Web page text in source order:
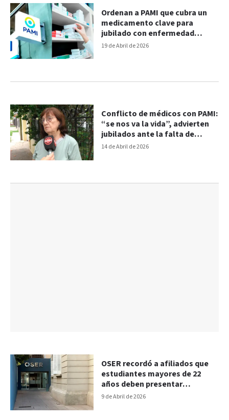
19 de Abril de 2026
Ordenan a PAMI que cubra un
medicamento clave para
jubilado con enfermedad
crónica en Paraná
14 de Abril de 2026
Conflicto de médicos con PAMI:
“se nos va la vida”, advierten
jubilados ante la falta de
atención
9 de Abril de 2026
OSER recordó a afiliados que
estudiantes mayores de 22
años deben presentar
constancia de estudios